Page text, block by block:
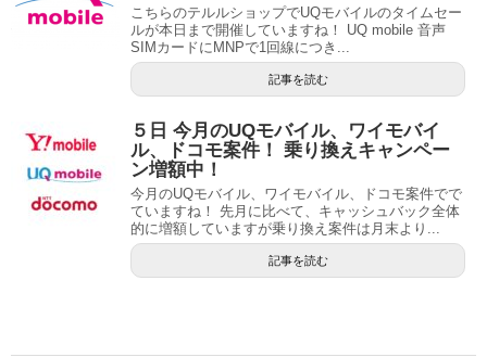
こちらのテルルショップでUQモバイルのタイムセー
ルが本日まで開催していますね！ UQ mobile 音声
SIMカードにMNPで1回線につき...
記事を読む
５日 今月のUQモバイル、ワイモバイ
ル、ドコモ案件！ 乗り換えキャンペー
ン増額中！
今月のUQモバイル、ワイモバイル、ドコモ案件でで
ていますね！ 先月に比べて、キャッシュバック全体
的に増額していますが乗り換え案件は月末より...
記事を読む